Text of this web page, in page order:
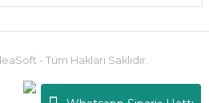
- Tüm Hakları Saklıdır.